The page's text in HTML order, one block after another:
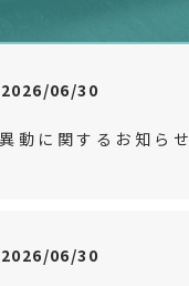
2026/06/30
動に関するお知らせ
2026/06/30